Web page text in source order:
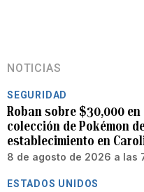
NOTICIAS
SEGURIDAD
Roban sobre $30,000
colección de Pokémon
establecimiento en
8 de agosto de 2026 a las
ESTADOS UNIDOS